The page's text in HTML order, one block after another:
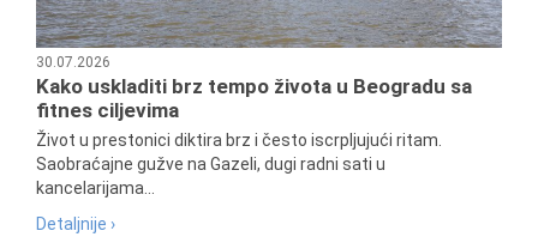
30.07.2026
Kako uskladiti brz tempo života u Beogradu sa
fitnes ciljevima
Život u prestonici diktira brz i često iscrpljujući ritam.
Saobraćajne gužve na Gazeli, dugi radni sati u
kancelarijama...
Detaljnije ›